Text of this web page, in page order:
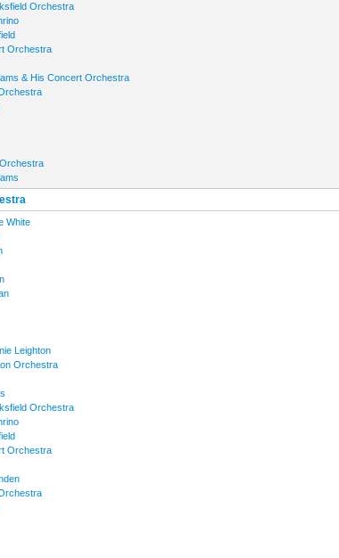
Orchestra
Orchestra
& His Concert Orchestra
White
Leighton
Orchestra
Orchestra
Orchestra